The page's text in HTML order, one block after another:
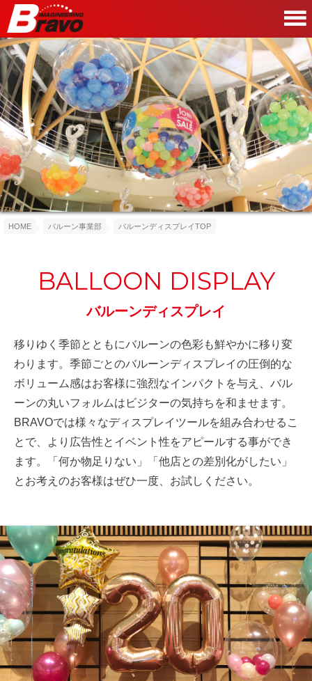
HOME バルーン事業部 バルーンディスプレイTOP
BALLOON DISPLAY
バルーンディスプレイ
移りゆく季節とともにバルーンの色彩も鮮やかに移り変
わります。季節ごとのバルーンディスプレイの圧倒的な
ボリューム感はお客様に強烈なインパクトを与え、バル
ーンの丸いフォルムはビジターの気持ちを和ませます。
BRAVOでは様々なディスプレイツールを組み合わせるこ
とで、より広告性とイベント性をアピールする事ができ
ます。「何か物足りない」「他店との差別化がしたい」
とお考えのお客様はぜひ一度、お試しください。